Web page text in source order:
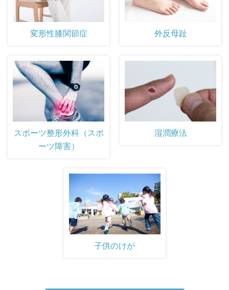
変形性膝関節症 外反母趾
スポーツ整形外科（スポ
ーツ障害）
湿潤療法
子供のけが